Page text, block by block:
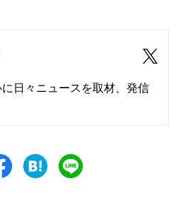
日々ニュースを取材、発信